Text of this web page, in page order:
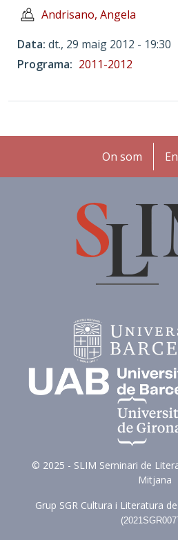
Andrisano, Angela
Data dt., 29 maig 2012 - 19:30
Programa
2011-2012
On som
© 2025 - SLIM Seminari de
Mitjana
Grup SGR Cultura i Literatura
(